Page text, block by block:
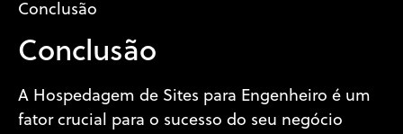
Conclusão
Conclusão
A Hospedagem de Sites para Engenheiro é um
fator crucial para o sucesso do seu negócio